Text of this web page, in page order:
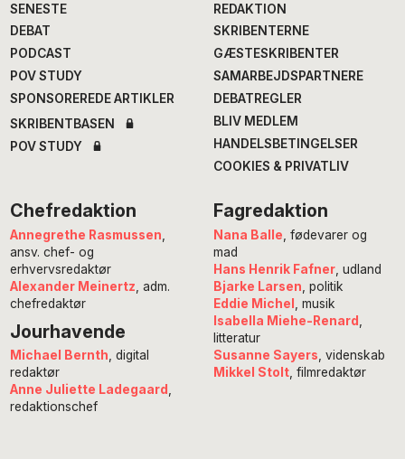
SENESTE
DEBAT
PODCAST
POV STUDY
SPONSOREREDE ARTIKLER
SKRIBENTBASEN
POV STUDY
REDAKTION
SKRIBENTERNE
GÆSTESKRIBENTER
SAMARBEJDSPARTNERE
DEBATREGLER
BLIV MEDLEM
HANDELSBETINGELSER
COOKIES & PRIVATLIV
Chefredaktion
Annegrethe Rasmussen
ansv. chef- og
erhvervsredaktør
Alexander Meinertz , adm.
chefredaktør
Jourhavende
Michael Bernth, digital
redaktør
Anne Juliette Ladegaard ,
redaktionschef
Fagredaktion
Nana Balle , fødevarer og
mad
Hans Henrik Fafner, udland
Bjarke Larsen , politik
Eddie Michel
, musik
Isabella Miehe-Renard
litteratur
Susanne Sayers , videnskab
Mikkel Stolt, filmredaktør